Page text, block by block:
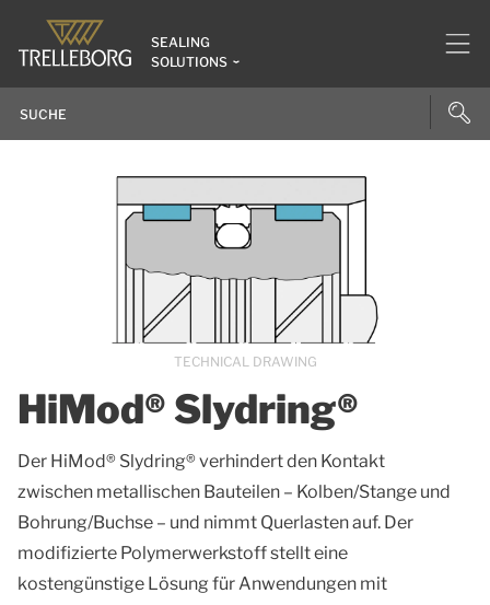
SEALING
SOLUTIONS
HiMod® Slydring®
Der HiMod® Slydring® verhindert den Kontakt
zwischen metallischen Bauteilen – Kolben/Stange und
Bohrung/Buchse – und nimmt Querlasten auf. Der
modifizierte Polymerwerkstoff stellt eine
kostengünstige Lösung für Anwendungen mit
TECHNICAL DRAWING